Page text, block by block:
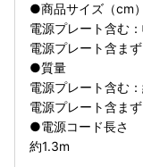
●商品サイズ（cm）
電源プレート含む
電源プレート含ま
●質量
電源プレート含む
電源プレート含ま
●電源コード長さ
約1.3m